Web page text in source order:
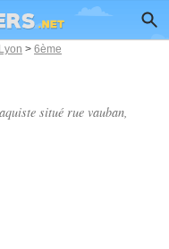
Lyon > 6ème
situé rue vauban,